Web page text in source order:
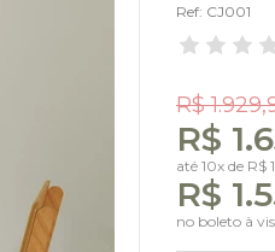
Ref: CJ001
R$
R$
até 10x de R$
R$
no boleto à